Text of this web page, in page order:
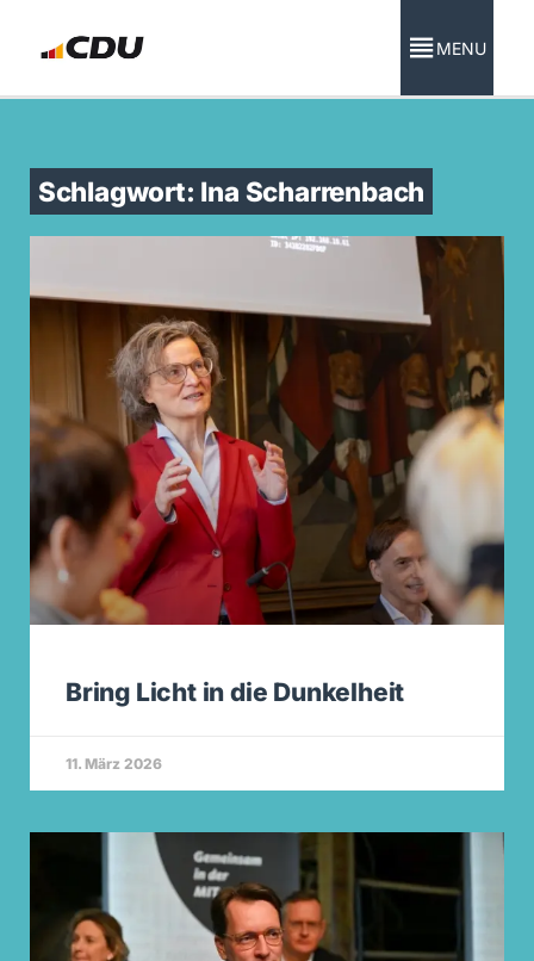
MENU
Schlagwort: Ina Scharrenbach
Bring Licht in die Dunkelheit
11. März 2026